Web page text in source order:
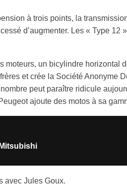
à trois points, la
d’augmenter. Les « Type 12
moteurs, un bicylindre horizontal
et crée la Société Anonyme
peut paraître ridicule
ajoute des motos à sa
avec Jules Goux.